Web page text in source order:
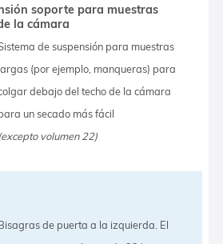
soporte para muestras
la cámara
de suspensión para muestras
(por ejemplo, manqueras) para
debajo del techo de la cámara
un secado más fácil
(excepto volumen 22)
de puerta a la izquierda. El